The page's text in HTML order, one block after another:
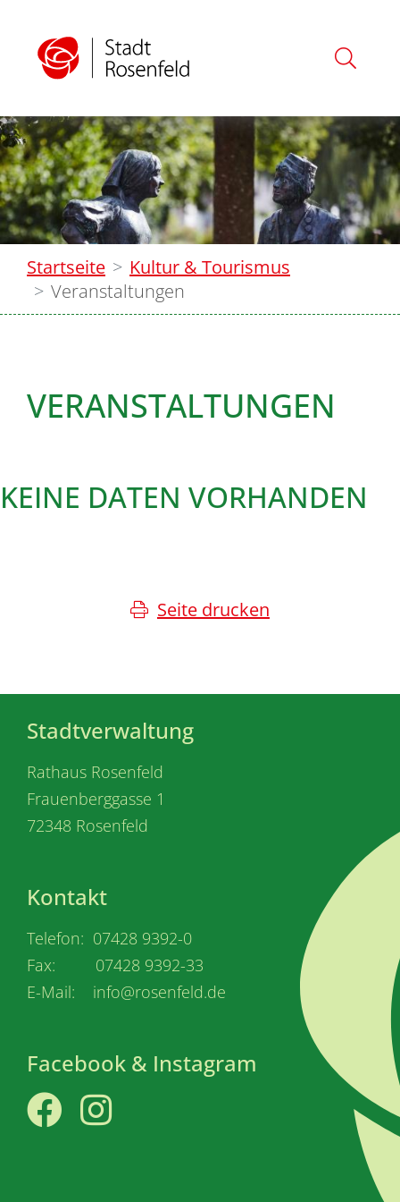
Startseite
Kultur & Tourismus
Veranstaltungen
VERANSTALTUNGEN
KEINE DATEN VORHANDEN
Seite drucken
Stadtverwaltung
Rathaus Rosenfeld
Frauenberggasse 1
72348 Rosenfeld
Kontakt
Telefon: 07428 9392-0
Fax: 07428 9392-33
E-Mail: info@rosenfeld.de
Facebook & Instagram